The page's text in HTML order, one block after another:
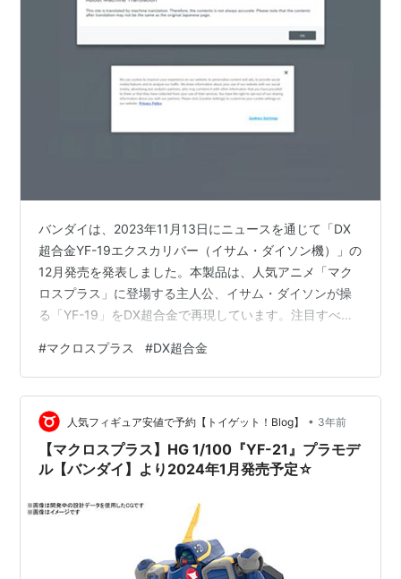
バンダイは、2023年11月13日にニュースを通じて「DX
超合金YF-19エクスカリバー（イサム・ダイソン機）」の
12月発売を発表しました。本製品は、人気アニメ「マク
ロスプラス」に登場する主人公、イサム・ダイソンが操
る「YF-19」をDX超合金で再現しています。注目すべき
でありながら、新たに造形された「ピンポイントバリア
パンチエフェクト」が付属する点です。このエフェクト
により、劇中の迫力あるシーンを再現することが可能に
なります。本体の全高は約250mm（バトロイド時）で、
セット内容にはガウォーク用パーツ、ガンポッド、交換
用手首左右各3種、パイロ…
#マクロスプラス #DX超合金
人気フィギュア安値で予約【トイゲット！Blog】 • 3年前
【マクロスプラス】HG 1/100『YF-21』プラモデ
ル【バンダイ】より2024年1月発売予定☆